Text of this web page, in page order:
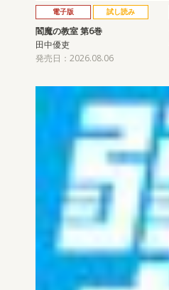
電子版 試し読み
閻魔の教室 第6巻
田中優吏
発売日：2026.08.06